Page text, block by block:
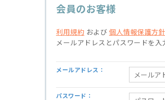
会員のお客様
利用規約 および個人情報保護方針
メールアドレスとパスワードを入
メールアドレス：
パスワード：